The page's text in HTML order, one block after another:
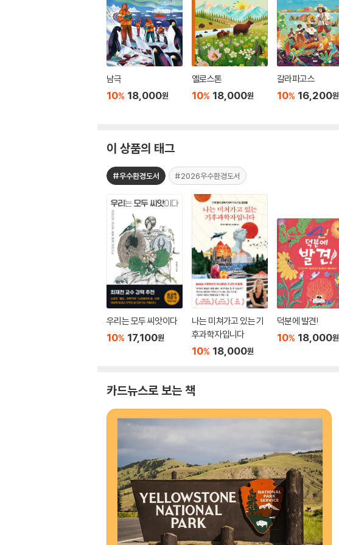
남극
10% 18,000원
옐로스톤
10% 18,000원
갈라파고스
10% 16,200원
이 상품의 태그
#우수환경도서 #2026우수환경도서
우리는 모두 씨앗이다
10% 17,100원
나는 미쳐가고 있는 기
후과학자입니다
10% 18,000원
덕분에 발견!
10% 18,000원
카드뉴스로 보는 책